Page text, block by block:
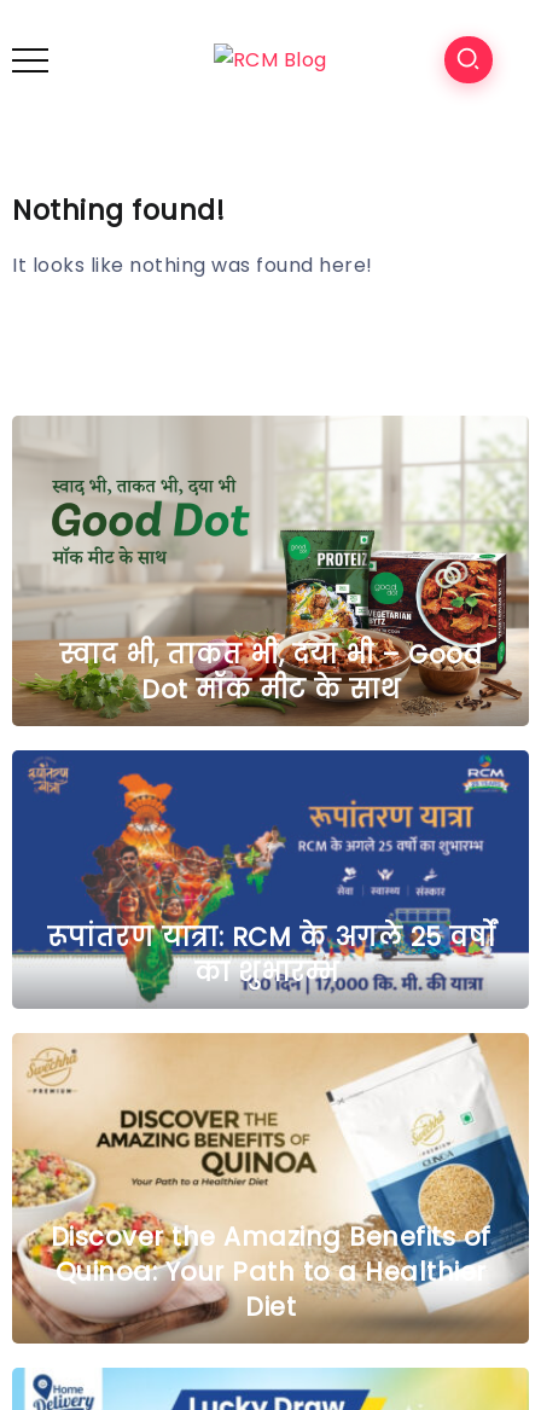
Nothing found!
It looks like nothing was found here!
स्वाद भी, ताकत भी, दया भी – Good
Dot मॉक मीट के साथ
रूपांतरण यात्रा: RCM के अगले 25 वर्षों
का शुभारम्भ
Discover the Amazing Benefits of
Quinoa: Your Path to a Healthier
Diet